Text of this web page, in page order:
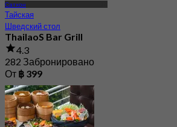
4.3
282 Забронировано
От฿ 399